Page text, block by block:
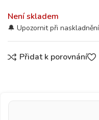
Není skladem
Přidat k porovnání